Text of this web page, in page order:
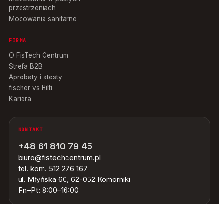
przestrzeniach
Mocowania sanitarne
FIRMA
O FisTech Centrum
Strefa B2B
Aprobaty i atesty
fischer vs Hilti
Kariera
KONTAKT
+48 61 810 79 45
biuro@fistechcentrum.pl
tel. kom. 512 276 167
ul. Młyńska 60, 62-052 Komorniki
Pn–Pt: 8:00–16:00